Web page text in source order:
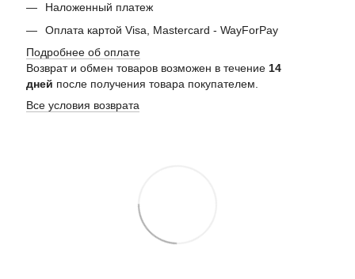
Наложенный платеж
Оплата картой Visa, Mastercard - WayForPay
Подробнее об оплате
Возврат и обмен товаров возможен в течение 14
дней после получения товара покупателем.
Все условия возврата